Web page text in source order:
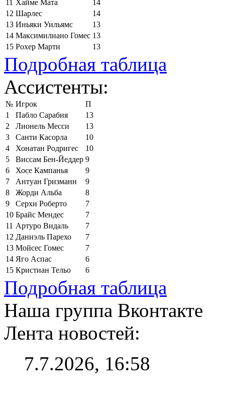
11 Хайме Мата
14
12 Шарлес
14
13 Иньяки Уильямс
13
14 Максимилиано Гомес 13
15 Рохер Марти 13
Подробная таблица
Ассистенты:
№ Игрок
П
1
Пабло Сарабия
13
2
Лионель Месси
13
3
Санти Касорла
10
4
Хонатан Родригес
10
5
Виссам Бен-Йеддер 9
6
Хосе Кампанья
9
7
Антуан Гризманн
9
8
Жорди Альба
8
9
Серхи Роберто
7
10 Брайс Мендес
7
11 Артуро Видаль
7
12 Даниэль Парехо
7
13 Мойсес Гомес
7
14 Яго Аспас
6
15 Кристиан Тельо 6
Подробная таблица
Наша группа Вконтакте
Лента новостей:
7.7.2026, 16:58